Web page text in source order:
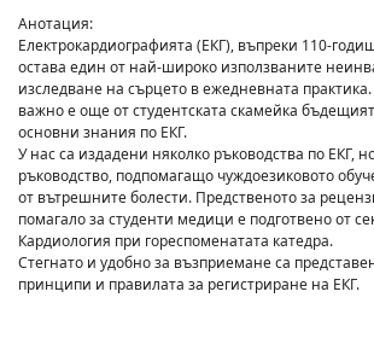
Анотация:
Електрокардиографията (ЕКГ), въпреки 110-
остава един от най-широко използваните
изследване на сърцето в ежедневната
важно е още от студентската скамейка
основни знания по ЕКГ.
У нас са издадени няколко ръководства по ЕКГ,
ръководство, подпомагащо чуждоезиковото
от вътрешните болести. Предственото за
помагало за студенти медици е подготвено от
Кардиология при гореспоменатата катедра.
Стегнато и удобно за възприемане са
принципи и правилата за регистриране на ЕКГ.